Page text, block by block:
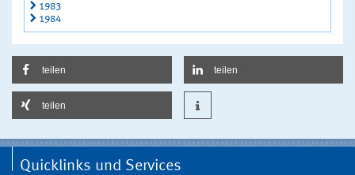
1983
1984
teilen teilen
teilen
Quicklinks und Services